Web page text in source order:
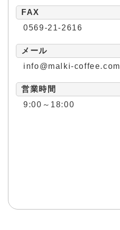
FAX
0569-21-2616
メール
info@malki-coffee.com
営業時間
9:00～18:00